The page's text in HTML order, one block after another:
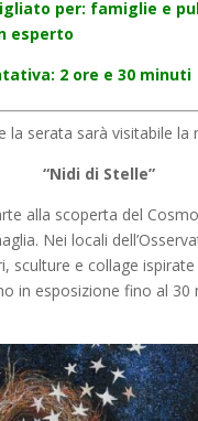
per: famiglie e
esperto
2 ore e 30 minuti
la serata sarà visitabile la
“Nidi di Stelle”
alla scoperta del
Nei locali
sculture e collage ispirate
in esposizione fino al 30